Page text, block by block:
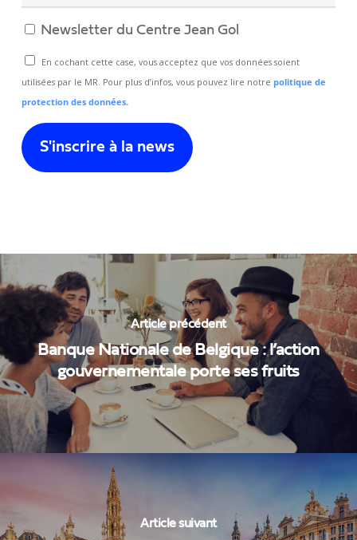
Newsletter du Centre Jean Gol
En cochant cette case, vous acceptez que vos données soient
utilisées par le MR. Pour plus d’infos, vous pouvez lire notrepolitique de
protection des données.
Article précédent
Banque Nationale de Belgique : l’action
gouvernementale porte ses fruits
Article suivant